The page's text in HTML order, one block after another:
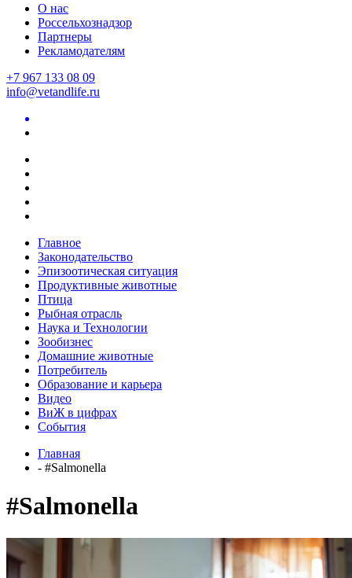
О нас
Россельхознадзор
Партнеры
Рекламодателям
+7 967 133 08 09
info@vetandlife.ru
Главное
Законодательство
Эпизоотическая ситуация
Продуктивные животные
Птица
Рыбная отрасль
Наука и Технологии
Зообизнес
Домашние животные
Потребитель
Образование и карьера
Видео
ВиЖ в цифрах
События
Главная
- #Salmonella
#Salmonella